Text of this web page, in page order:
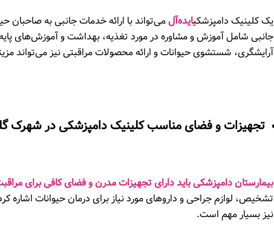
یککلینیک دامپزشکیایده‌آلمی‌تواند با ارائه خدمات جانبی به
جانبی شامل آموزش و مشاوره در مورد تغذیه، بهداشت و آموزش‌های
آرایشگری، شستشوی حیوانات و ارائه محصولات مراقبتی نیز می‌تواند
تجهیزات و فضای مناسب کلینیک دامپزشکی در شهرک
بیمارستان دامپزشکی باید دارای تجهیزات مدرن و فضای کافی برای
تشخیص، لوازم جراحی و داروهای مورد نیاز برای درمان حیوانات اشاره
نیز بسیار مهم است.